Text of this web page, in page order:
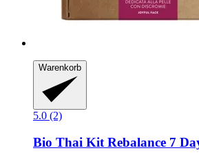
Warenkorb
5.0 (2)
Bio Thai Kit Rebalance 7